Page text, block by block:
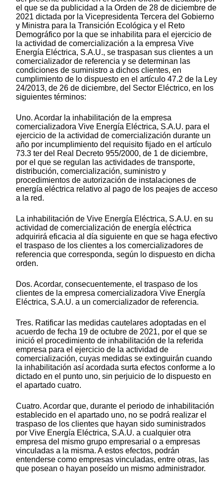
el que se da publicidad a la Orden de 28 de diciembre de
2021 dictada por la Vicepresidenta Tercera del Gobierno
y Ministra para la Transición Ecológica y el Reto
Demográfico por la que se inhabilita para el ejercicio de
la actividad de comercialización a la empresa Vive
Energía Eléctrica, S.A.U., se traspasan sus clientes a un
comercializador de referencia y se determinan las
condiciones de suministro a dichos clientes, en
cumplimiento de lo dispuesto en el artículo 47.2 de la Ley
24/2013, de 26 de diciembre, del Sector Eléctrico, en los
siguientes términos:
Uno. Acordar la inhabilitación de la empresa
comercializadora Vive Energía Eléctrica, S.A.U. para el
ejercicio de la actividad de comercialización durante un
año por incumplimiento del requisito fijado en el artículo
73.3 ter del Real Decreto 955/2000, de 1 de diciembre,
por el que se regulan las actividades de transporte,
distribución, comercialización, suministro y
procedimientos de autorización de instalaciones de
energía eléctrica relativo al pago de los peajes de acceso
a la red.
La inhabilitación de Vive Energía Eléctrica, S.A.U. en su
actividad de comercialización de energía eléctrica
adquirirá eficacia al día siguiente en que se haga efectivo
el traspaso de los clientes a los comercializadores de
referencia que corresponda, según lo dispuesto en dicha
orden.
Dos. Acordar, consecuentemente, el traspaso de los
clientes de la empresa comercializadora Vive Energía
Eléctrica, S.A.U. a un comercializador de referencia.
Tres. Ratificar las medidas cautelares adoptadas en el
acuerdo de fecha 19 de octubre de 2021, por el que se
inició el procedimiento de inhabilitación de la referida
empresa para el ejercicio de la actividad de
comercialización, cuyas medidas se extinguirán cuando
la inhabilitación así acordada surta efectos conforme a lo
dictado en el punto uno, sin perjuicio de lo dispuesto en
el apartado cuatro.
Cuatro. Acordar que, durante el periodo de inhabilitación
establecido en el apartado uno, no se podrá realizar el
traspaso de los clientes que hayan sido suministrados
por Vive Energía Eléctrica, S.A.U. a cualquier otra
empresa del mismo grupo empresarial o a empresas
vinculadas a la misma. A estos efectos, podrán
entenderse como empresas vinculadas, entre otras, las
que posean o hayan poseído un mismo administrador.